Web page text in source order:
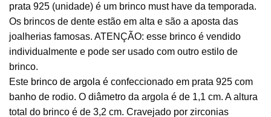
prata 925 (unidade) é um brinco must have da temporada.
Os brincos de dente estão em alta e são a aposta das
joalherias famosas. ATENÇÃO: esse brinco é vendido
individualmente e pode ser usado com outro estilo de
brinco.
Este brinco de argola é confeccionado em prata 925 com
banho de rodio. O diâmetro da argola é de 1,1 cm. A altura
total do brinco é de 3,2 cm. Cravejado por zirconias